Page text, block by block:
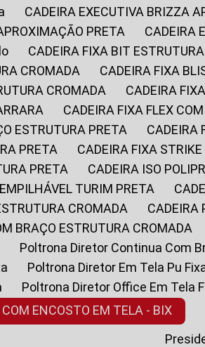
CADEIRA EXECUTIVA BRIZZA
PRETA
CADEIRA FIXA BIT
CROMADA
CADEIRA FIXA
CROMADA
CADEIRA
CADEIRA FIXA FLEX
ESTRUTURA PRETA
PRETA
CADEIRA FIXA
PRETA
CADEIRA ISO
TURIM PRETA
CROMADA
BRAÇO ESTRUTURA CROMADA
Poltrona Diretor Continua Com
Poltrona Diretor Em Tela Pu
Poltrona Diretor Office Em Tela
COM ENCOSTO EM TELA - BIX